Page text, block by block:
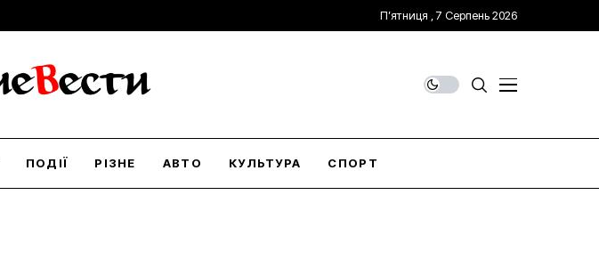
П’ятниця , 7 Серпень 2026
ПОДІЇ РІЗНЕ АВТО КУЛЬТУРА СПОРТ